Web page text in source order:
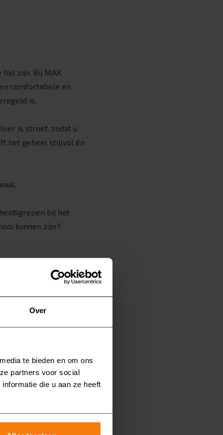
Over
te bieden en om ons
partners voor social
die u aan ze heeft
tijd zijn. Bij MAX
comfortabele en
is.
is stroef, zodat u
het geheel stijlvol én
bij het
kunnen zijn?
iets voor u. Dit bad heeft
en zorgt voor een